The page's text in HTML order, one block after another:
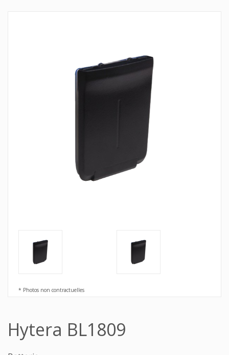
* Photos non contractuelles
Hytera BL1809